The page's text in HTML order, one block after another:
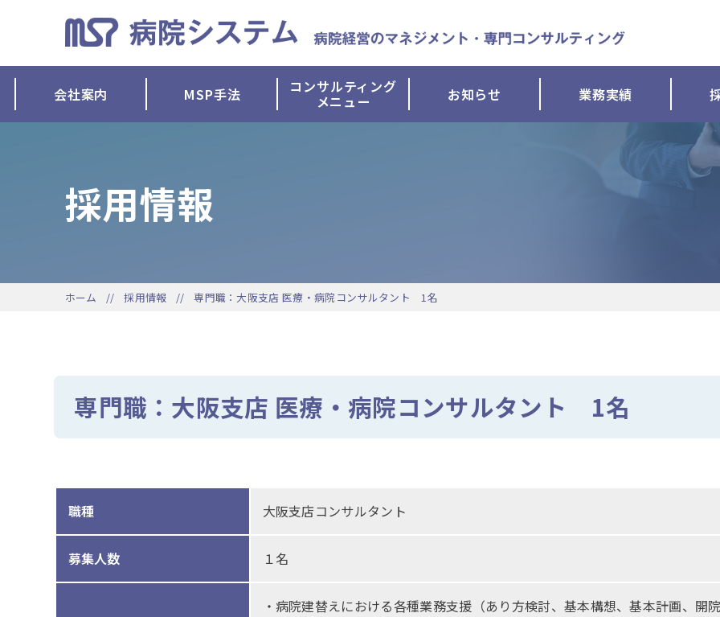
会社案内 MSP手法 コンサルティング
メニュー お知らせ 業務実績
採用情報
ホーム 採用情報 専門職：大阪支店 医療・病院コンサルタント 1名
専門職：大阪支店 医療・病院コンサルタント 1名
職種 大阪支店コンサルタント
募集人数 １名
・病院建替えにおける各種業務支援（あり方検討、基本構想、基本計画、開院